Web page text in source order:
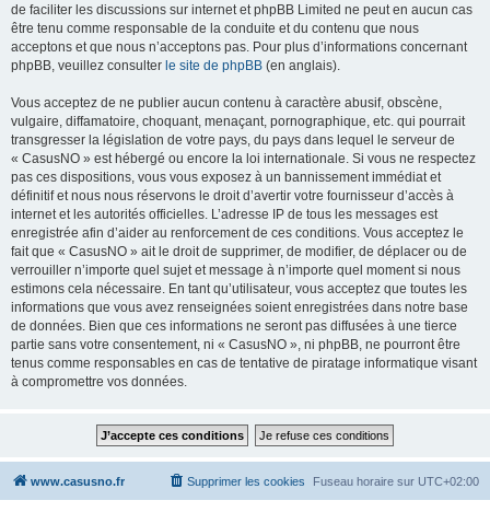
de faciliter les discussions sur internet et phpBB Limited ne peut en aucun cas
être tenu comme responsable de la conduite et du contenu que nous
acceptons et que nous n’acceptons pas. Pour plus d’informations concernant
phpBB, veuillez consulter le site de phpBB (en anglais).
Vous acceptez de ne publier aucun contenu à caractère abusif, obscène,
vulgaire, diffamatoire, choquant, menaçant, pornographique, etc. qui pourrait
transgresser la législation de votre pays, du pays dans lequel le serveur de
« CasusNO » est hébergé ou encore la loi internationale. Si vous ne respectez
pas ces dispositions, vous vous exposez à un bannissement immédiat et
définitif et nous nous réservons le droit d’avertir votre fournisseur d’accès à
internet et les autorités officielles. L’adresse IP de tous les messages est
enregistrée afin d’aider au renforcement de ces conditions. Vous acceptez le
fait que « CasusNO » ait le droit de supprimer, de modifier, de déplacer ou de
verrouiller n’importe quel sujet et message à n’importe quel moment si nous
estimons cela nécessaire. En tant qu’utilisateur, vous acceptez que toutes les
informations que vous avez renseignées soient enregistrées dans notre base
de données. Bien que ces informations ne seront pas diffusées à une tierce
partie sans votre consentement, ni « CasusNO », ni phpBB, ne pourront être
tenus comme responsables en cas de tentative de piratage informatique visant
à compromettre vos données.
www.casusno.fr Fuseau horaire sur UTC+02:00
Supprimer les cookies